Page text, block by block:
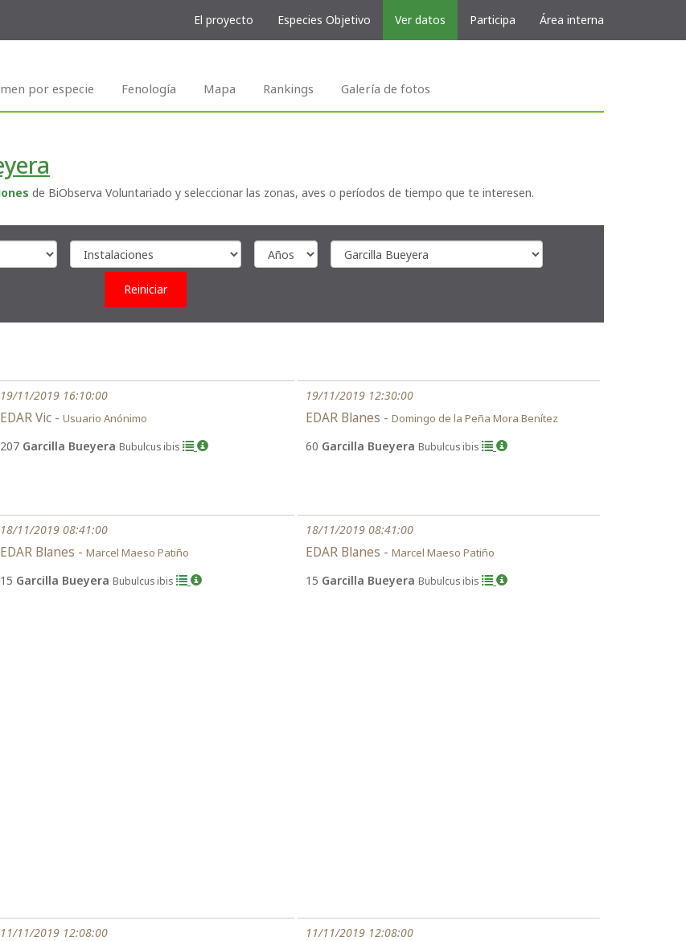
El proyecto Especies Objetivo Ver datos Participa Área interna
por especie Fenología Mapa Rankings Galería de fotos
de BiObserva Voluntariado y seleccionar las zonas, aves o períodos de tiempo que te interesen.
Reiniciar
19/11/2019 16:10:00
EDAR Vic - Usuario Anónimo
207 Garcilla Bueyera Bubulcus ibis
19/11/2019 12:30:00
EDAR Blanes - Domingo de la Peña Mora Benítez
60 Garcilla Bueyera Bubulcus ibis
18/11/2019 08:41:00
EDAR Blanes - Marcel Maeso Patiño
15 Garcilla Bueyera Bubulcus ibis
18/11/2019 08:41:00
EDAR Blanes - Marcel Maeso Patiño
15 Garcilla Bueyera Bubulcus ibis
11/11/2019 12:08:00 11/11/2019 12:08:00